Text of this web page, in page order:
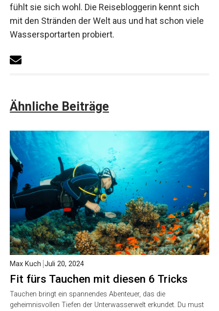
fühlt sie sich wohl. Die Reisebloggerin kennt sich
mit den Stränden der Welt aus und hat schon viele
Wassersportarten probiert.
Ähnliche Beiträge
Fit fürs Tauchen mit diesen 6 Tricks
Max Kuch Juli 20, 2024
Tauchen bringt ein spannendes Abenteuer, das die
geheimnisvollen Tiefen der Unterwasserwelt erkundet. Du must